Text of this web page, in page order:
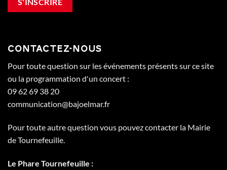
CONTACTEZ-NOUS
Pour toute question sur les événements présents sur ce site
ou la programmation d'un concert :
09 62 69 38 20
communication@bajoelmar.fr
Pour toute autre question vous pouvez contacter la Mairie
de Tournefeuille.
Le Phare Tournefeuille :